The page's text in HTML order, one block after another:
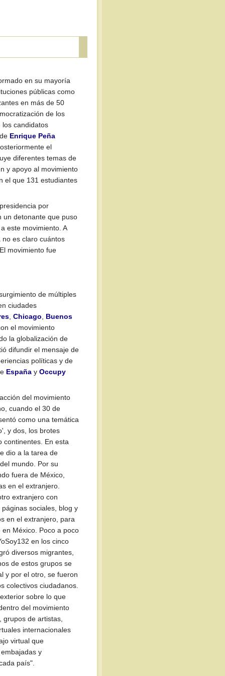
en su mayoría
públicas como
en más de 50
de los
candidatos
Enrique Peña
el
diferentes temas de
y apoyo al movimiento
el que 131 estudiantes
por
un detonante que puso
este movimiento. A
no es claro cuántos
movimiento fue
de múltiples
ciudades
, Chicago, Buenos
el movimiento
la globalización de
difundir el mensaje de
políticas y de
España y Occupy
del movimiento
cuando el 30 de
como una temática
y dos, los brotes
continentes. En esta
dio a la tarea de
mundo. Por su
fuera de México,
en el extranjero.
extranjero con
sociales, blog y
en el extranjero, para
México. Poco a poco
en los cinco
diversos migrantes,
de estos grupos se
y por el otro, se fueron
colectivos ciudadanos.
sobre lo que
del movimiento
grupos de artistas,
internacionales
virtual que
y
país".